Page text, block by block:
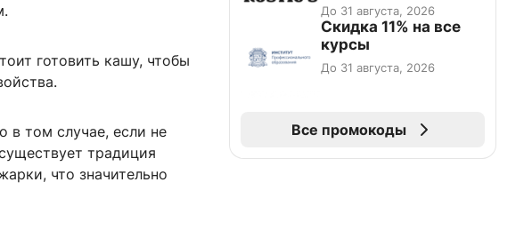
готовить кашу, чтобы
в том случае, если не
традиция
что значительно
До 31 августа, 2026
Скидка 11% на все
курсы
До 31 августа, 2026
Все промокоды